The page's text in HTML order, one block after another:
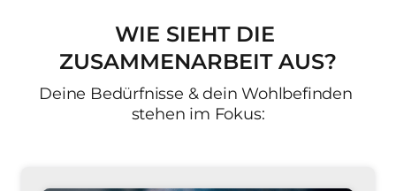
WIE SIEHT
ZUSAMMENARBEIT AUS?
Deine Bedürfnisse & dein Wohlbefinden
stehen im Fokus: